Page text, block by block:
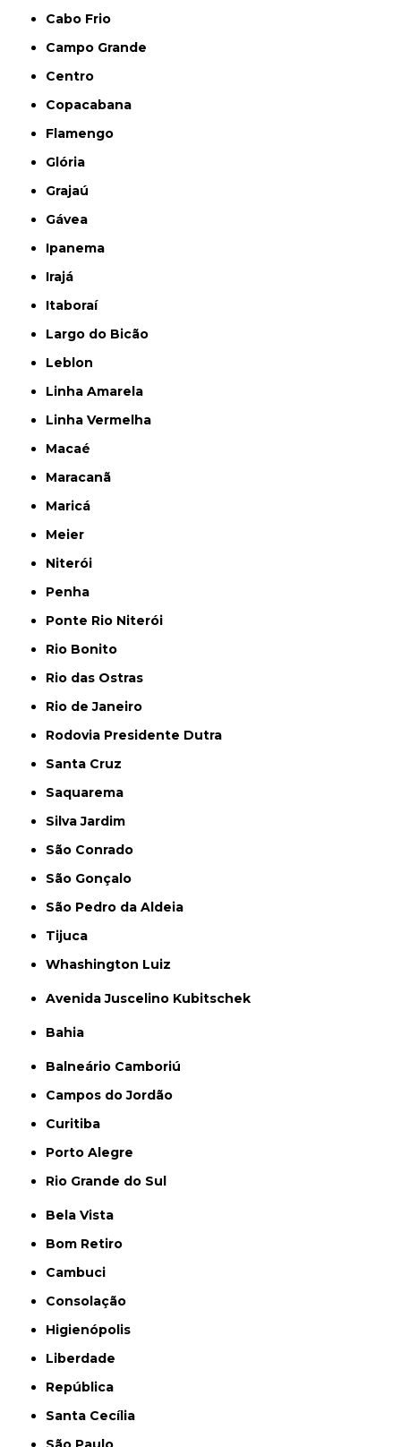
Cabo Frio
Campo Grande
Centro
Copacabana
Flamengo
Glória
Grajaú
Gávea
Ipanema
Irajá
Itaboraí
Largo do Bicão
Leblon
Linha Amarela
Linha Vermelha
Macaé
Maracanã
Maricá
Meier
Niterói
Penha
Ponte Rio Niterói
Rio Bonito
Rio das Ostras
Rio de Janeiro
Rodovia Presidente Dutra
Santa Cruz
Saquarema
Silva Jardim
São Conrado
São Gonçalo
São Pedro da Aldeia
Tijuca
Whashington Luiz
Avenida Juscelino Kubitschek
Bahia
Balneário Camboriú
Campos do Jordão
Curitiba
Porto Alegre
Rio Grande do Sul
Bela Vista
Bom Retiro
Cambuci
Consolação
Higienópolis
Liberdade
República
Santa Cecília